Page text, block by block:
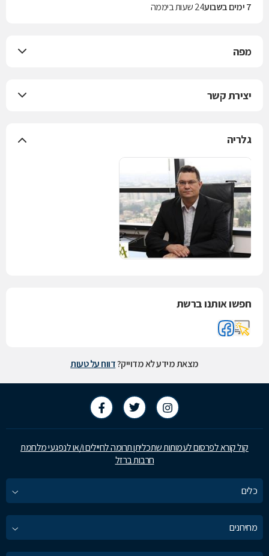
7 ימים בשבוע 24 שעות ביממה
מפה
יצירת קשר
גלריה
חפשו אותנו ברשת
מצאת מידע לא מדוייק?דווח על טעות
קול קורא לפרסום לעמותות שתכליתן תרומה לחיילים ו/או לנפגעי מלחמת
חרבות ברזל
כלים
מחירונים